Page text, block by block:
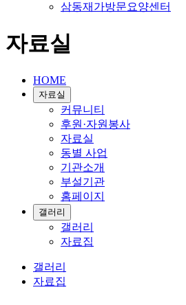
삼동재가방문요양센터
자료실
HOME
자료실
커뮤니티
후원·자원봉사
자료실
동별 사업
기관소개
부설기관
홈페이지
갤러리
갤러리
자료집
갤러리
자료집